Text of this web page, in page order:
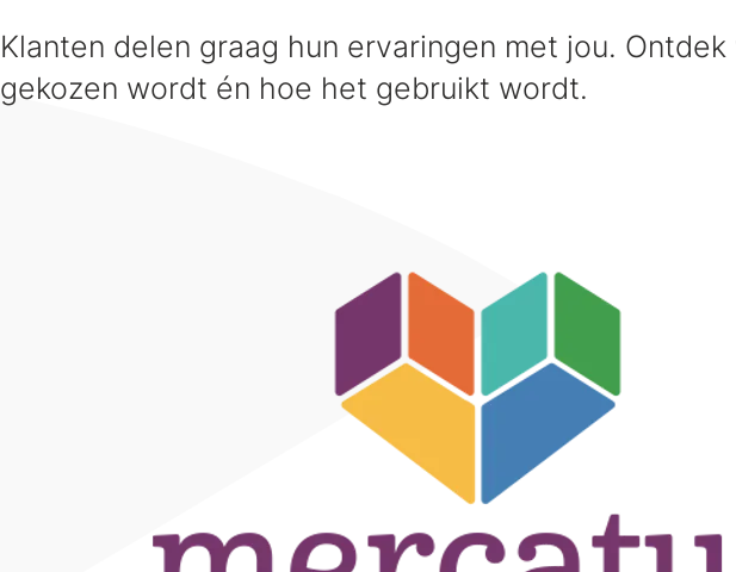
Klanten delen graag hun ervaringen met jou. Ontdek
gekozen wordt én hoe het gebruikt wordt.